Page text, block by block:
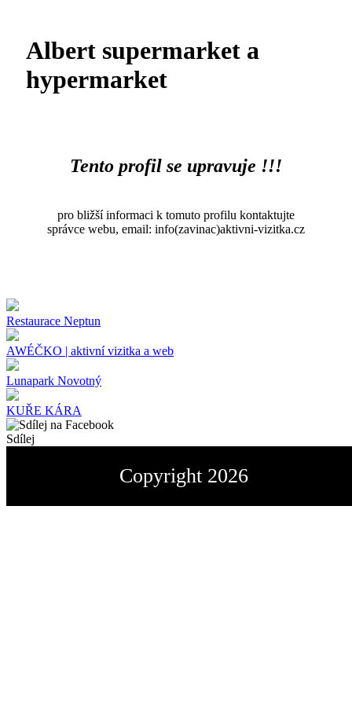
Albert supermarket a
hypermarket
Tento profil se upravuje !!!
pro bližší informaci k tomuto profilu kontaktujte
správce webu, email: info(zavinac)aktivni-vizitka.cz
Restaurace Neptun
AWÉČKO | aktivní vizitka a web
Lunapark Novotný
KUŘE KÁRA
Sdílej
Copyright 2026